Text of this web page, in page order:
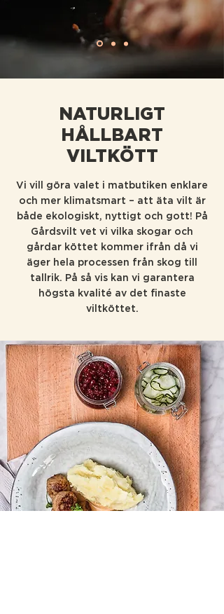
NATURLIGT
HÅLLBART
VILTKÖTT
Vi vill göra valet i matbutiken enklare
och mer klimatsmart – att äta vilt är
både ekologiskt, nyttigt och gott! På
Gårdsvilt vet vi vilka skogar och
gårdar köttet kommer ifrån då vi
äger hela processen från skog till
tallrik. På så vis kan vi garantera
högsta kvalité av det finaste
viltköttet.